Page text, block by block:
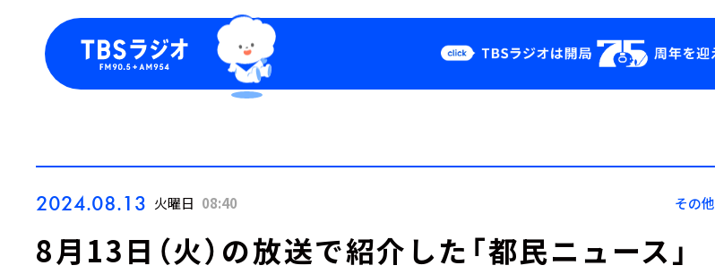
Podcast
YouTube
2024.08.13 火曜日 08:40 その他
8月13日（火）の放送で紹介した「都民ニュース」